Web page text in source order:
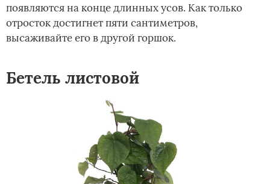
появляются на конце длинных усов. Как только
отросток достигнет пяти сантиметров,
высаживайте его в другой горшок.
Бетель листовой